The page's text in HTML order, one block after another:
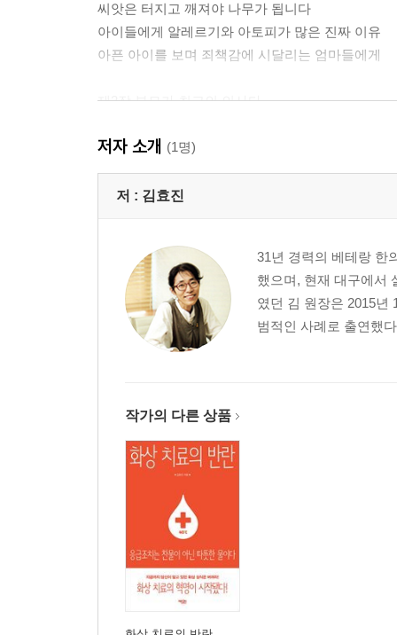
씨앗은 터지고 깨져야 나무가 됩니다
아이들에게 알레르기와 아토피가 많은 진짜 이유
아픈 아이를 보며 죄책감에 시달리는 엄마들에게
제2장 부모가 최고의 의사다
의료의 덫, 검사 결과와 수치
오늘도 아이는 항생제를 달고 사나요?
아이 대신 아파주시면 안 될까요?
비염에서 천식까지의 새로운 이해
아토피를 비롯한 피부 질환의 새로운 이해
제3장 아프면서 자라는 아이들
열은 저절로 내릴 때까지 기다리는 것입니다
천식은 약으로는 치료할 수 없다
구토의 종류별 대처법
난감한 복통, 어떻게 대처할까?
장염과 설사의 간단 해결법
아토피는 토해내야 낫는다
알레르기의 해소와 적응법
‘경끼’, 놀라지 마시고 이렇게 하세요.
신기하게 빨리 낫는 화상 응급조치법
제4장 병을 잘 이겨내는 튼튼한 아이로 키우려면
저자 소개 (1명)
저 : 김효진
31년 경력의 베테랑 한
했으며, 현재 대구에서
였던 김 원장은 2015년
범적인 사례로 출연했
작가의 다른 상품